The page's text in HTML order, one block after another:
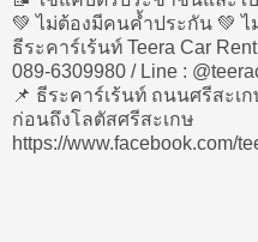
💚 ไม่ต้องมีคนค้ำประกัน 💚 ไ
ธีระคาร์เร้นท์ Teera Car Rent
089-6309980 / Line :
📌 ธีระคาร์เร้นท์ ถนนศรีสะเ
ก่อนถึงโลตัสศรีสะเกษ
https://www.facebook.com/